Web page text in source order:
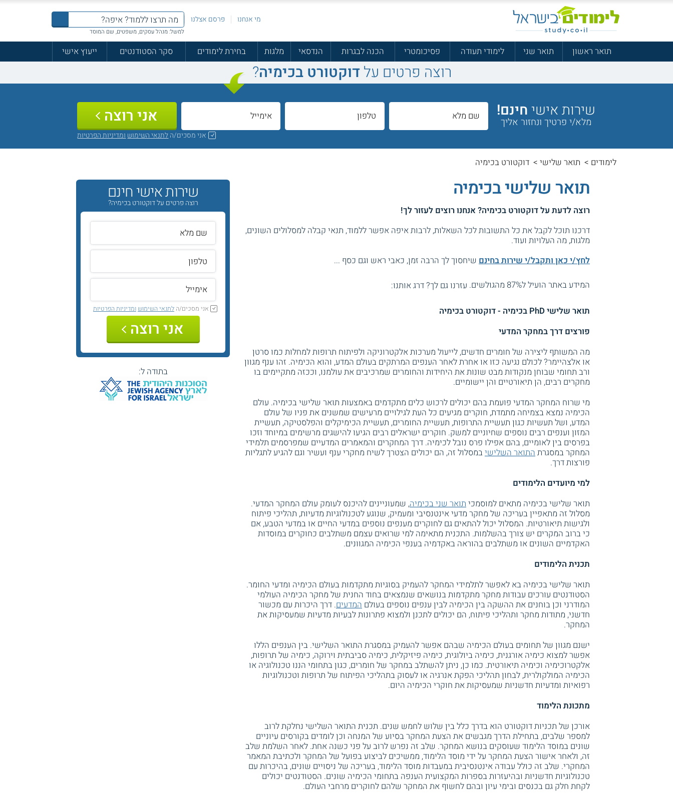
מי אנחנו פרסם אצלנו
למשל: מנהל עסקים, משפטים, שם המוסד
תואר ראשון תואר שני לימודי תעודה פסיכומטרי הכנה לבגרות הנדסאי מלגות בחירת לימודים סקר הסטודנטים ייעוץ אישי
רוצה פרטים עלדוקטורט בכימיה?
שירות אישיחינם!
מלא/י פרטיך ונחזור אליך
אני מסכים/הלתנאי השימושומדיניות הפרטיות
אני רוצה
לימודים > תואר שלישי > דוקטורט בכימיה
תואר שלישי בכימיה
רוצה לדעת עלדוקטורט בכימיה? אנחנו רוצים לעזור לך!
דרכנו תוכל לקבל את כל התשובות לכל השאלות, לרבות איפה אפשר ללמוד, תנאי קבלה למסלולים השונים,
מלגות, מה העלויות ועוד.
לחץ/י כאן ותקבל/י שירות בחינם שיחסוך לך הרבה זמן, כאבי ראש וגם כסף ...
המידע באתר הועיל ל87% מהגולשים.
עזרנו גם לך? דרג אותנו:
תואר שלישי PhD בכימיה - דוקטורט בכימיה
פורצים דרך במחקר המדעי
מה המשותף ליצירה של חומרים חדשים, לייעול מערכות אלקטרוניקה ולפיתוח תרופות למחלות כמו סרטן
או אלצהיימר? לכולם נגיעה כזו או אחרת לאחר הענפים המרתקים בעולם המדע, והוא הכימיה. זהו ענף מגוון
ורב תחומי שבוחן מנקודות מבט שונות את היחידות והחומרים שמרכיבים את עולמנו, וככזה מתקיימים בו
מחקרים רבים, הן תיאורטיים והן יישומיים.
מי שרוח המחקר המדעי פועמת בהם יכולים לרכוש כלים מתקדמים באמצעות תואר שלישי בכימיה. עולם
הכימיה נמצא בצמיחה מתמדת, חוקרים מגיעים כל העת לגילויים מרעישים שמשנים את פניו של עולם
המדע, ושל תעשיות כגון תעשיית התרופות, תעשיית החומרים, תעשיית הכימיקלים והפלסטיקה, תעשיית
המזון וענפים רבים נוספים שחיוניים למשק. חוקרים ישראלים רבים הגיעו להישגים מרשימים במיוחד וזכו
בפרסים בין לאומיים, בהם אפילו פרס נובל לכימיה. דרך המחקרים והמאמרים המדעיים שמפרסמים תלמידי
המחקר במסגרתהתואר השלישיבמסלול זה, הם יכולים הצטרך לשיח מחקרי ענף ועשיר וגם להגיע לתגליות
פורצות דרך.
למי מיועדים הלימודים
תואר שלישי בכימיה מתאים למוסמכיתואר שני בכימיה, שמעוניינים להיכנס לעומק עולם המחקר המדעי.
מסלול זה מתאפיין בעריכה של מחקר מדעי אינטנסיבי ומעמיק, שנוגע לטכנולוגיות מדעיות, תהליכי פיתוח
ולגישות תיאורטיות. המסלול יכול להתאים גם לחוקרים מענפים נוספים במדעי החיים או במדעי הטבע, אם
כי ברוב המקרים יש צורך בהשלמות. התכנית מתאימה למי שרואים עצמם משתלבים כחוקרים במוסדות
האקדמיים השונים או משתלבים בהוראה באקדמיה בענפי הכימיה המגוונים.
תכנית הלימודים
תואר שלישי בכימיה בא לאפשר לתלמידי המחקר להעמיק בסוגיות מתקדמות בעולם הכימיה ומדעי החומר.
הסטודנטים עורכים עבודות מחקר מתקדמות בנושאים שנמצאים בחוד החנית של מחקר הכימיה העולמי
המודרני וכן בוחנים את ההשקה בין הכימיה לבין ענפים נוספים בעולם המדעים. דרך היכרות עם מכשור
חדשני, מתודות מחקר ותהליכי פיתוח, הם יכולים לתכנן ולמצוא פתרונות לבעיות מדעיות שמעסיקות את
המחקר.
ישנם מגוון של תחומים בעולם הכימיה שבהם אפשר להעמיק במסגרת התואר השלישי. בין הענפים הללו
אפשר למצוא כימיה אורגנית, כימיה ביולוגית, כימיה פיזיקלית, כימיה סביבתית וירוקה, כימיה של תרופות,
אלקטרוכימיה וכימיה תיאורטית. כמו כן, ניתן להשתלב במחקר של חומרים, כגון בתחומי הננו טכנולוגיה או
הכימיה המולקולרית, לבחון תהליכי הפקת אנרגיה או לעסוק בתהליכי הפיתוח של תרופות וטכנולוגיות
רפואיות ומדעיות חדשניות שמעסיקות את חוקרי הכימיה היום.
מתכונת הלימוד
אורכן של תכניות דוקטורט הוא בדרך כלל בין שלוש לחמש שנים. תכנית התואר השלישי נחלקת לרוב
למספר שלבים, בתחילת הדרך מגבשים את הצעת המחקר בסיוע של המנחה וכן לומדים בקורסים עיוניים
שונים במוסד הלימוד שעוסקים בנושא המחקר. שלב זה נפרש לרוב על פני כשנה אחת. לאחר השלמת שלב
זה, ולאחר אישור הצעת המחקר על ידי מוסד הלימוד, ממשיכים לביצוע בפועל של המחקר ולכתיבת המאמר
המחקרי. שלב זה כולל עבודה אינטנסיבית במעבדות מוסד הלימוד, בעריכה של ניסויים שונים, בהיכרות עם
טכנולוגיות חדשניות ובהיעזרות בספרות המקצועית הענפה בתחומי הכימיה שונים. הסטודנטים יכולים
לקחת חלק גם בכנסים ובימי עיון ובהם לחשוף את המחקר שלהם לחוקרים מרחבי העולם.
שירות אישי חינם
רוצה פרטים על דוקטורט בכימיה?
אני מסכים/הלתנאי השימוש ומדיניות הפרטיות
אני רוצה
בתודה ל: